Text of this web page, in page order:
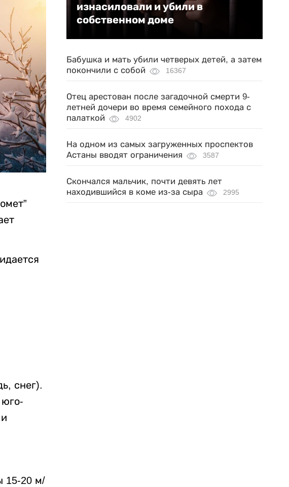
снег).
15-20 м/
изнасиловали и убили в
собственном доме
Бабушка и мать убили четверых детей, а затем
покончили с собой
16367
Отец арестован после загадочной смерти 9-
летней дочери во время семейного похода с
палаткой
4902
На одном из самых загруженных проспектов
Астаны вводят ограничения
3587
Скончался мальчик, почти девять лет
находившийся в коме из-за сыра
2995